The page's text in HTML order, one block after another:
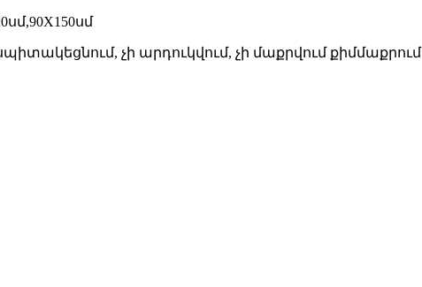
չի արդուկվում, չի մաքրվում քիմմաքրում